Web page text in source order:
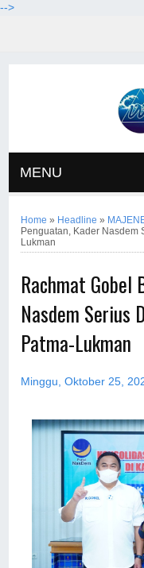
-->
MENU
Home » Headline »
Penguatan, Kader Nasdem
Lukman
Rachmat Gobel
Nasdem Serius
Patma-Lukman
Minggu, Oktober 25,